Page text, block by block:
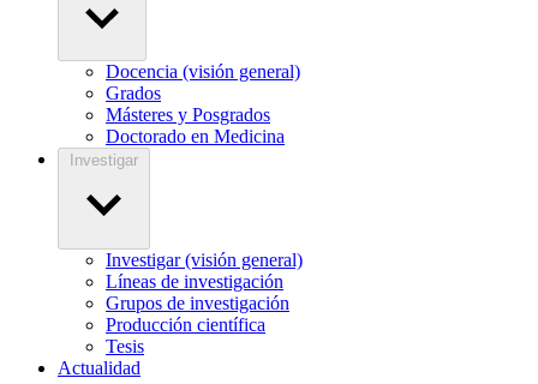
Docencia (visión general)
Grados
Másteres y Posgrados
Doctorado en Medicina
Investigar
Investigar (visión general)
Líneas de investigación
Grupos de investigación
Producción científica
Tesis
Actualidad